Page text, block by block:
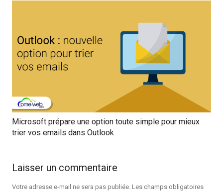
Microsoft prépare une option toute simple pour mieux
trier vos emails dans Outlook
Laisser un commentaire
Votre adresse e-mail ne sera pas publiée.Les champs obligatoires